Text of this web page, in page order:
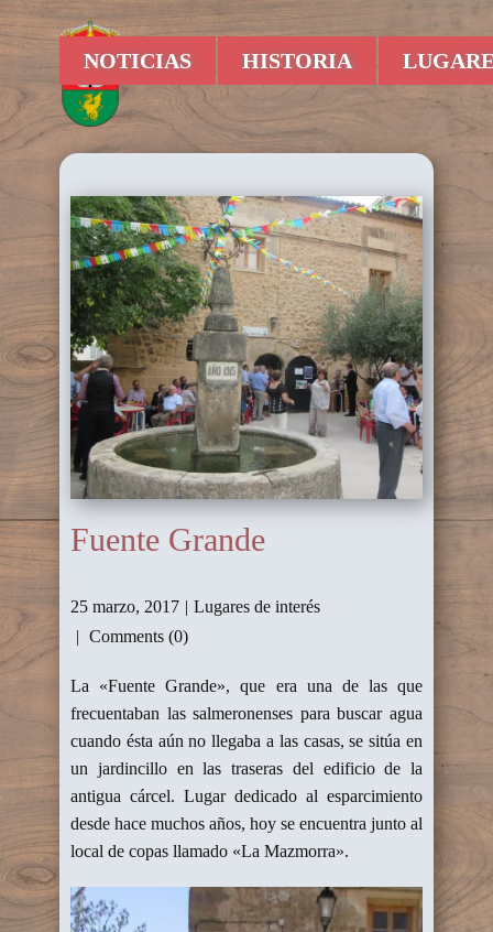
NOTICIAS HISTORIA
Fuente Grande
25 marzo, 2017
Lugares de interés
Comments (0)
La «Fuente Grande», que era una de las que
frecuentaban las salmeronenses para buscar agua
cuando ésta aún no llegaba a las casas, se sitúa en
un jardincillo en las traseras del edificio de la
antigua cárcel. Lugar dedicado al esparcimiento
desde hace muchos años, hoy se encuentra junto al
local de copas llamado «La Mazmorra».